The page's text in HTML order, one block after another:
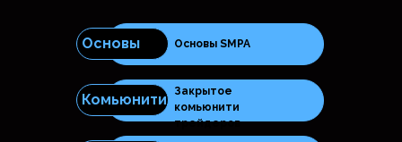
Закрытое
комьюнити
трейдеров
Основы SMPA
Комьюнити
Основы
Программа курса